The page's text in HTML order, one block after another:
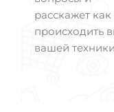
расскажет как
происходить
вашей техники